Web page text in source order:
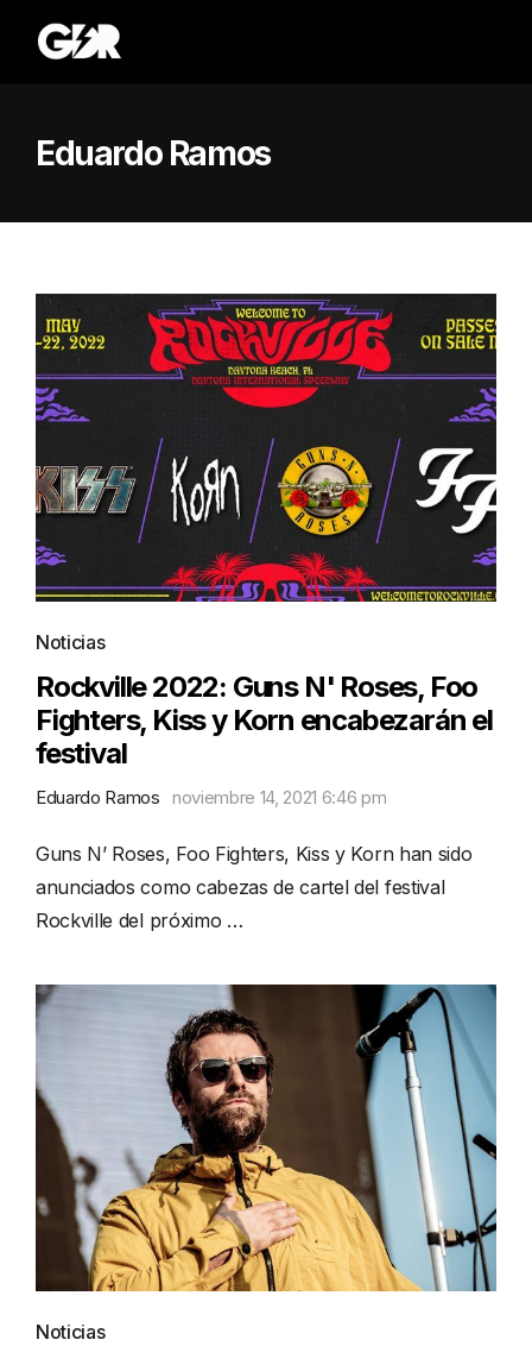
Eduardo Ramos
Noticias
Rockville 2022: Guns N' Roses, Foo
Fighters, Kiss y Korn encabezarán el
festival
Eduardo Ramos noviembre 14, 2021 6:46 pm
Guns N’ Roses, Foo Fighters, Kiss y Korn han sido
anunciados como cabezas de cartel del festival
Rockville del próximo …
Noticias